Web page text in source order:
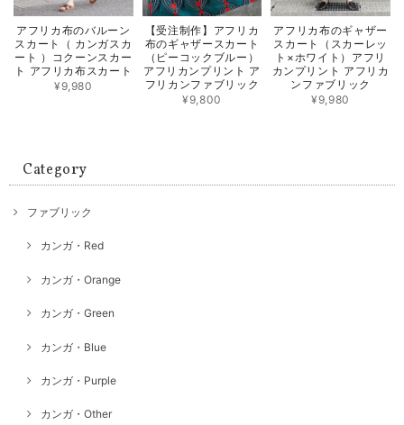
アフリカ布のバルーン
スカート（ カンガスカ
ート ）コクーンスカー
ト アフリカ布スカート
¥9,980
【受注制作】アフリカ
布のギャザースカート
（ピーコックブルー）
アフリカンプリント ア
フリカンファブリック
¥9,800
アフリカ布のギャザー
スカート（スカーレッ
ト×ホワイト）アフリ
カンプリント アフリカ
ンファブリック
¥9,980
Category
ファブリック
カンガ・Red
カンガ・Orange
カンガ・Green
カンガ・Blue
カンガ・Purple
カンガ・Other